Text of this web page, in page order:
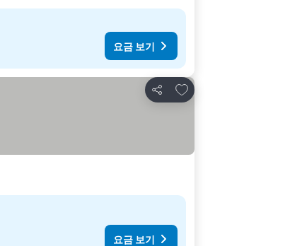
요금 보기
공유
즐겨찾기에 추가
요금 보기